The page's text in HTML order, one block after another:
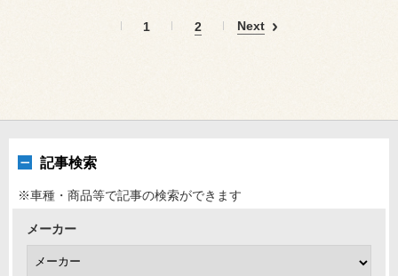
1 2 Next
記事検索
※車種・商品等で記事の検索ができます
メーカー